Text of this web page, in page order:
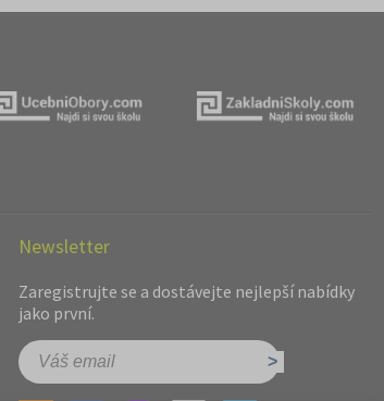
Newsletter
Zaregistrujte se a dostávejte nejlepší nabídky
jako první.